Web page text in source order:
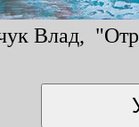
Влад,